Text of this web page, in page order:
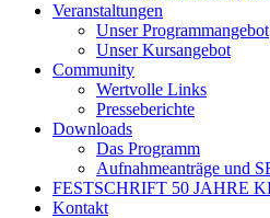
Veranstaltungen
Unser Programmangebot
Unser Kursangebot
Community
Wertvolle Links
Presseberichte
Downloads
Das Programm
Aufnahmeanträge und
FESTSCHRIFT 50 JAHRE
Kontakt